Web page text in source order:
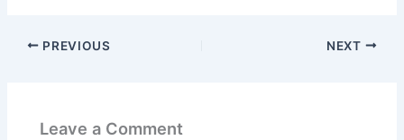
PREVIOUS NEXT
Leave a Comment